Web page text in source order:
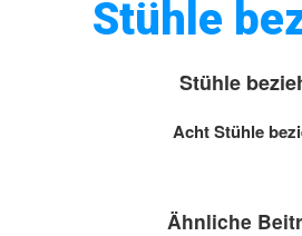
Stühle
Stühle
Acht Stühle
Ähnliche